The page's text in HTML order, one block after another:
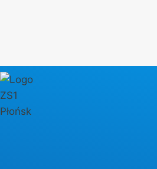
Przejdź
do
treści